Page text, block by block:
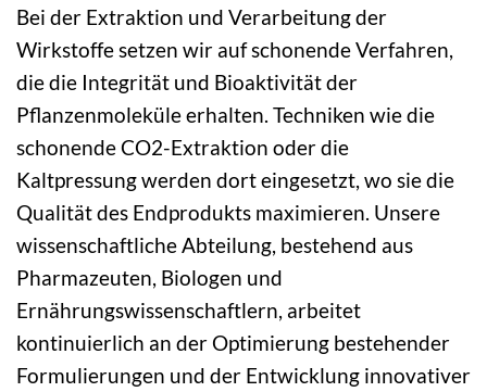
Bei der Extraktion und Verarbeitung der
Wirkstoffe setzen wir auf schonende Verfahren,
die die Integrität und Bioaktivität der
Pflanzenmoleküle erhalten. Techniken wie die
schonende CO2-Extraktion oder die
Kaltpressung werden dort eingesetzt, wo sie die
Qualität des Endprodukts maximieren. Unsere
wissenschaftliche Abteilung, bestehend aus
Pharmazeuten, Biologen und
Ernährungswissenschaftlern, arbeitet
kontinuierlich an der Optimierung bestehender
Formulierungen und der Entwicklung innovativer